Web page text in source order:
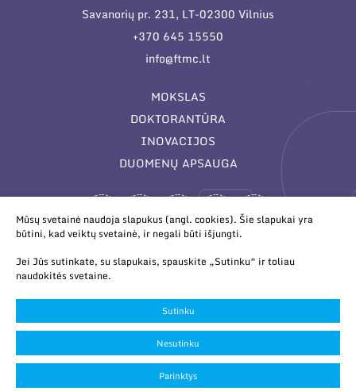
Savanorių pr. 231, LT-02300 Vilnius
+370 645 15550
info@ftmc.lt
MOKSLAS
DOKTORANTŪRA
INOVACIJOS
DUOMENŲ APSAUGA
© 2026 Valstybinis mokslinių tyrimų institutas Fizinių ir
technologijos mokslų centras. Duomenys kaupiami ir saugomi
Juridinių asmenų registre.
Slapukų parinktys
Duomenų apsauga
Sukurta:TEXUS
Mūsų svetainė naudoja slapukus (angl. cookies). Šie slapukai yra
būtini, kad veiktų svetainė, ir negali būti išjungti.
Jei Jūs sutinkate, su slapukais, spauskite „Sutinku“ ir toliau
naudokitės svetaine.
Sutinku
Nesutinku
Parinktys